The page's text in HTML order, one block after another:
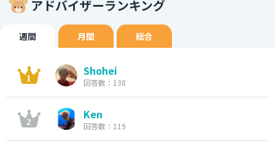
アドバイザーランキング
週間 月間 総合
Shohei
回答数：138
Ken
回答数：119